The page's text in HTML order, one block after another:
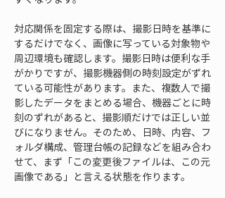
対応関係を固定する際は、撮影日時を基準に
するだけでなく、画像に写っている対象物や
周辺環境も確認します。撮影日時は便利な手
がかりですが、撮影機器側の時刻設定がずれ
ている可能性があります。また、複数人で撮
影したデータをまとめる場合、機器ごとに時
刻のずれがあると、撮影順だけでは正しい並
びになりません。そのため、日時、内容、フ
ォルダ構成、管理台帳の記録などを組み合わ
せて、まず「この変更後ファイルは、この元
画像である」と言える状態を作ります。